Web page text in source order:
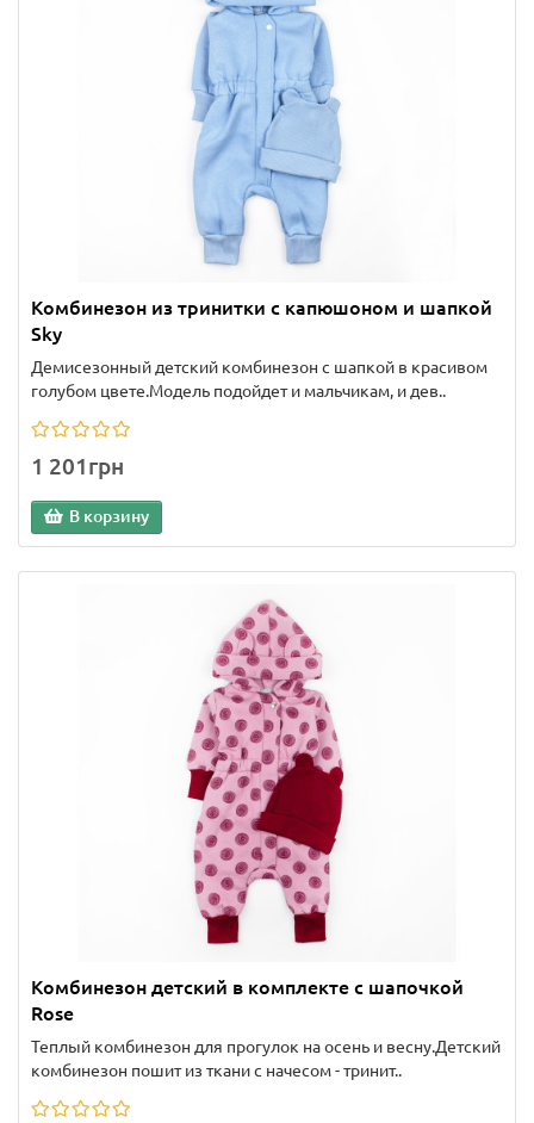
Комбинезон из тринитки с капюшоном и шапкой
Sky
Демисезонный детский комбинезон с шапкой в красивом
голубом цвете.Модель подойдет и мальчикам, и дев..
1 201грн
В корзину
Комбинезон детский в комплекте с шапочкой
Rose
Теплый комбинезон для прогулок на осень и весну.Детский
комбинезон пошит из ткани с начесом - тринит..